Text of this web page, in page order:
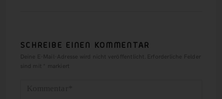
SCHREIBE EINEN KOMMENTAR
Deine E-Mail-Adresse wird nicht veröffentlicht. Erforderliche Felder
sind mit
markiert